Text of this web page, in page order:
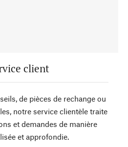
client
de pièces de rechange ou
notre service clientèle traite
et demandes de manière
et approfondie.